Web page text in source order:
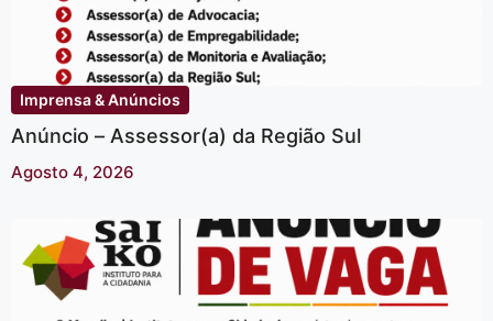
Imprensa & Anúncios
Anúncio – Assessor(a) da Região Sul
Agosto 4, 2026